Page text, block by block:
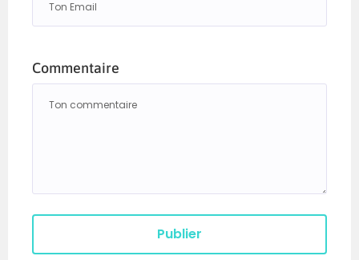
Commentaire